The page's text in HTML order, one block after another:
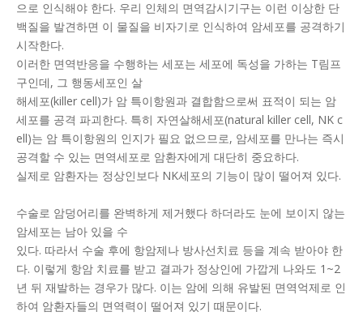
으로 인식해야 한다. 우리 인체의 면역감시기구는 이런 이상한 단
백질을 발견하면 이 물질을 비자기로 인식하여 암세포를 공격하기
시작한다.
이러한 면역반응을 수행하는 세포는 세포에 독성을 가하는 T림프
구인데, 그 행동세포인 살
해세포(killer cell)가 암 특이항원과 결합함으로써 표적이 되는 암
세포를 공격 파괴한다. 특히 자연살해세포(natural killer cell, NK c
ell)는 암 특이항원의 인지가 필요 없으므로, 암세포를 만나는 즉시
공격할 수 있는 면역세포로 암환자에게 대단히 중요하다.
실제로 암환자는 정상인보다 NK세포의 기능이 많이 떨어져 있다.
수술로 암덩어리를 완벽하게 제거했다 하더라도 눈에 보이지 않는
암세포는 남아 있을 수
있다. 따라서 수술 후에 항암제나 방사선치료 등을 계속 받아야 한
다. 이렇게 항암 치료를 받고 결과가 정상인에 가깝게 나와도 1~2
년 뒤 재발하는 경우가 많다. 이는 암에 의해 유발된 면역억제로 인
하여 암환자들의 면역력이 떨어져 있기 때문이다.